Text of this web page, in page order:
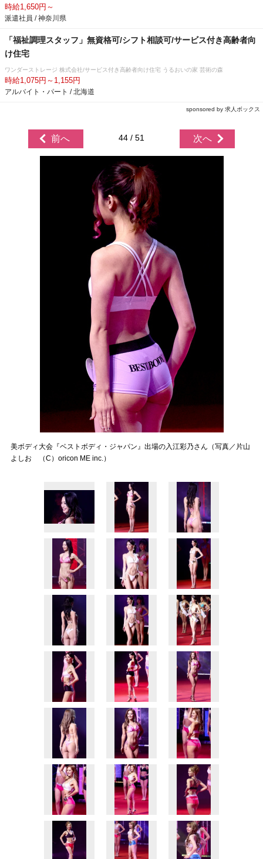
時給1,650円～
派遣社員 / 神奈川県
「福祉調理スタッフ」無資格可/シフト相談可/サービス付き高齢者向
け住宅
ワンダーストレージ 株式会社/サービス付き高齢者向け住宅 うるおいの家 芸術の森
時給1,075円～1,155円
アルバイト・パート / 北海道
sponsored by 求人ボックス
前へ 44 / 51 次へ
美ボディ大会『ベストボディ・ジャパン』出場の入江彩乃さん（写真／片山
よしお （C）oricon ME inc.）